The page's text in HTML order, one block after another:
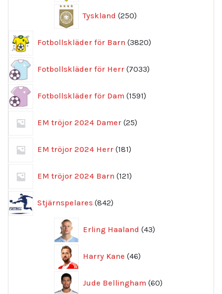
Tyskland 250
produkter
Fotbollskläder för Barn 3820
produkter
Fotbollskläder för Herr 7033
produkter
Fotbollskläder för Dam 1591
produkter
EM tröjor 2024 Damer 25
produkter
EM tröjor 2024 Herr 181
produkter
EM tröjor 2024 Barn 121
produkter
Stjärnspelares 842
produkter
Erling Haaland 43
produkter
Harry Kane 46
produkter
Jude Bellingham 60
produkter